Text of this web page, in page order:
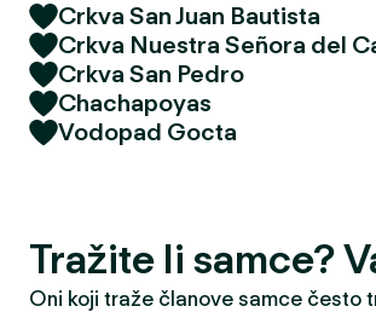
Crkva San Juan Bautista
Crkva Nuestra Señora del
Crkva San Pedro
Chachapoyas
Vodopad Gocta
Tražite li samce?
Oni koji traže članove samce često